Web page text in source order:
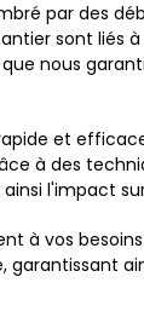
par des
sont liés
nous
et
à des
l'impact
à vos